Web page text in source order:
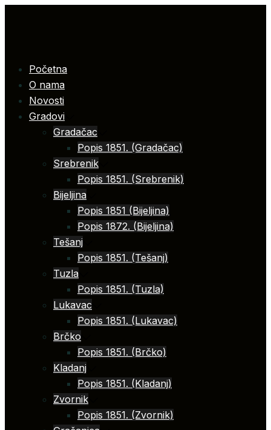
Početna
O nama
Novosti
Gradovi
Gradačac
Popis 1851. (Gradačac)
Srebrenik
Popis 1851. (Srebrenik)
Bijeljina
Popis 1851 (Bijeljina)
Popis 1872. (Bijeljina)
Tešanj
Popis 1851. (Tešanj)
Tuzla
Popis 1851. (Tuzla)
Lukavac
Popis 1851. (Lukavac)
Brčko
Popis 1851. (Brčko)
Kladanj
Popis 1851. (Kladanj)
Zvornik
Popis 1851. (Zvornik)